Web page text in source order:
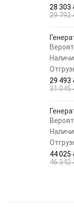
28 303
29 792
29 493
31 045
44 025
46 342